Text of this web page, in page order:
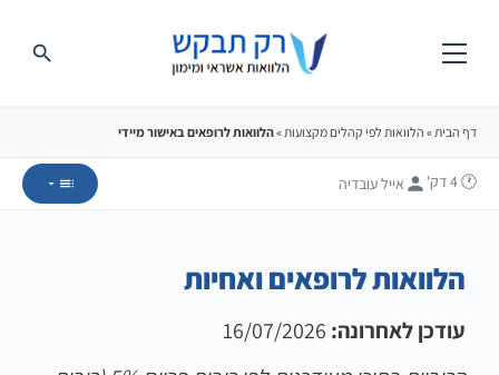
דף הבית» הלוואות לפי קהלים מקצועות»הלוואות לרופאים באישור מיידי
🕐 4 דק' אייל עובדיה
הלוואות לרופאים ואחיות
עודכן לאחרונה: